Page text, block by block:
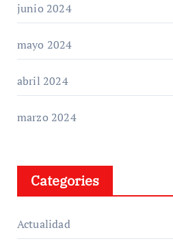
junio 2024
mayo 2024
abril 2024
marzo 2024
Categories
Actualidad